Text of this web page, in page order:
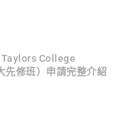
Taylors College
先修班）申請完整介紹